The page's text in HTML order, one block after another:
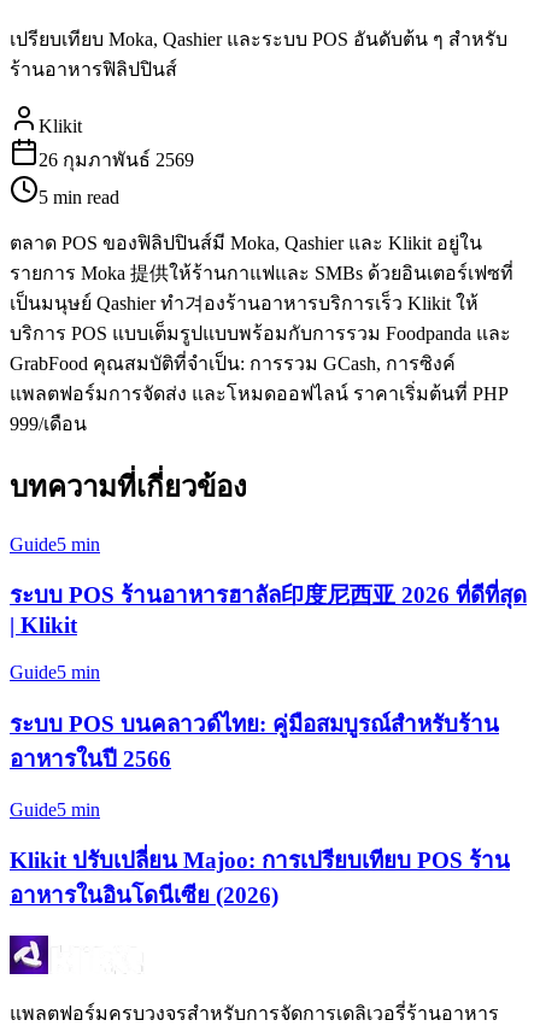
เปรียบเทียบ Moka, Qashier และระบบ POS อันดับต้น ๆ สำหรับ
ร้านอาหารฟิลิปปินส์
Klikit
26 กุมภาพันธ์ 2569
5 min read
ตลาด POS ของฟิลิปปินส์มี Moka, Qashier และ Klikit อยู่ใน
รายการ Moka 提供ให้ร้านกาแฟและ SMBs ด้วยอินเตอร์เฟซที่
เป็นมนุษย์ Qashier ทำ겨องร้านอาหารบริการเร็ว Klikit ให้
บริการ POS แบบเต็มรูปแบบพร้อมกับการรวม Foodpanda และ
GrabFood คุณสมบัติที่จำเป็น: การรวม GCash, การซิงค์
แพลตฟอร์มการจัดส่ง และโหมดออฟไลน์ ราคาเริ่มต้นที่ PHP
999/เดือน
บทความที่เกี่ยวข้อง
Guide5 min
ระบบ POS ร้านอาหารฮาลัล印度尼西亚 2026 ที่ดีที่สุด
| Klikit
Guide5 min
ระบบ POS บนคลาวด์ไทย: คู่มือสมบูรณ์สำหรับร้าน
อาหารในปี 2566
Guide5 min
Klikit ปรับเปลี่ยน Majoo: การเปรียบเทียบ POS ร้าน
อาหารในอินโดนีเซีย (2026)
แพลตฟอร์มครบวงจรสำหรับการจัดการเดลิเวอรี่ร้านอาหาร